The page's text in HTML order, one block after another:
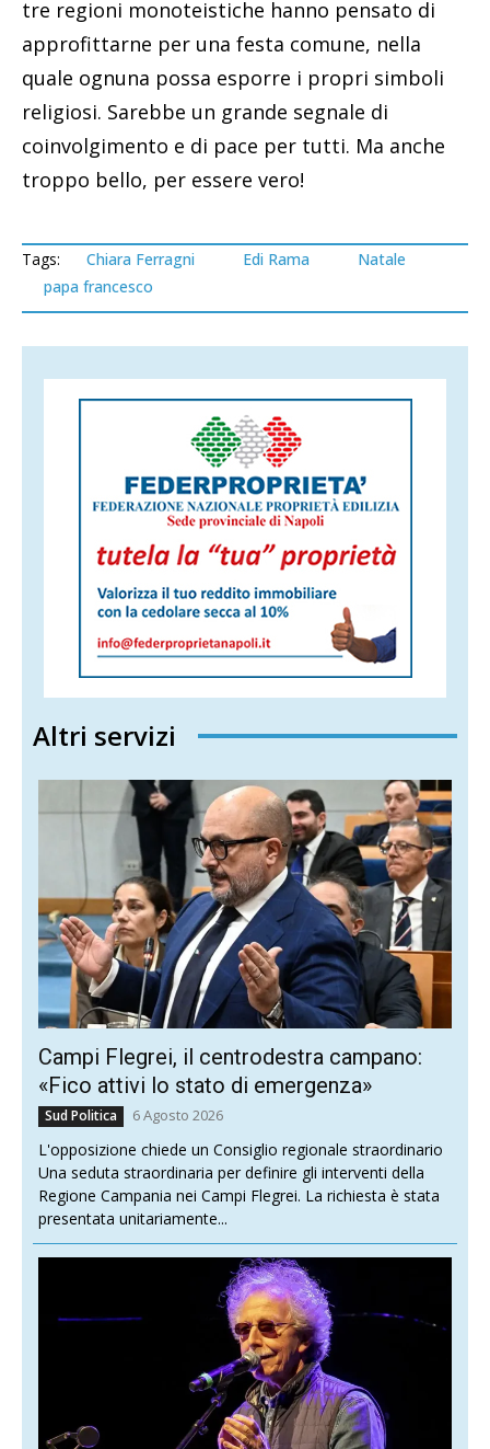
tre regioni monoteistiche hanno pensato di
approfittarne per una festa comune, nella
quale ognuna possa esporre i propri simboli
religiosi. Sarebbe un grande segnale di
coinvolgimento e di pace per tutti. Ma anche
troppo bello, per essere vero!
Tags: Chiara Ferragni Edi Rama
Natale
papa francesco
Altri servizi
Campi Flegrei, il centrodestra campano:
«Fico attivi lo stato di emergenza»
Sud Politica 6 Agosto 2026
L'opposizione chiede un Consiglio regionale straordinario
Una seduta straordinaria per definire gli interventi della
Regione Campania nei Campi Flegrei. La richiesta è stata
presentata unitariamente...